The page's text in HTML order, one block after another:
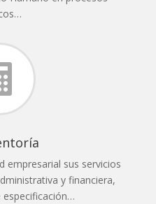
empresarial sus servicios
y financiera,
especificación…